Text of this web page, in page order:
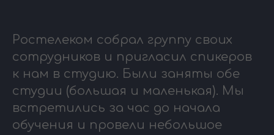
Ростелеком собрал группу своих
сотрудников и пригласил спикеров
к нам в студию. Были заняты обе
студии (большая и маленькая). Мы
встретились за час до начала
обучения и провели небольшое